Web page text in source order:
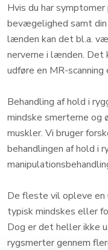
Hvis du har
bevægelighed samt
lænden kan det bl.a.
nerverne i lænden.
udføre en MR-
Behandling af hold i
mindske smerterne og
muskler. Vi bruger
behandlingen af hold i
De fleste vil opleve en
typisk mindskes eller
Dog er det heller ikke
rygsmerter gennem